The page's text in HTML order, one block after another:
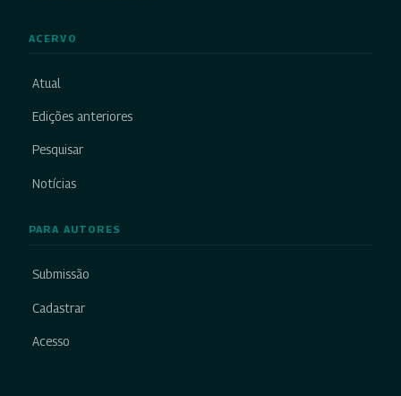
ACERVO
Atual
Edições anteriores
Pesquisar
Notícias
PARA AUTORES
Submissão
Cadastrar
Acesso